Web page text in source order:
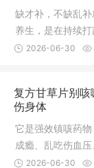
缺才补，不缺乱
养生，是在持续打
2026-06-30
复方甘草片别咳
伤身体
它是强效镇咳药
成瘾、乱吃伤血
都是乱吃甘草片拖
2026-06-30